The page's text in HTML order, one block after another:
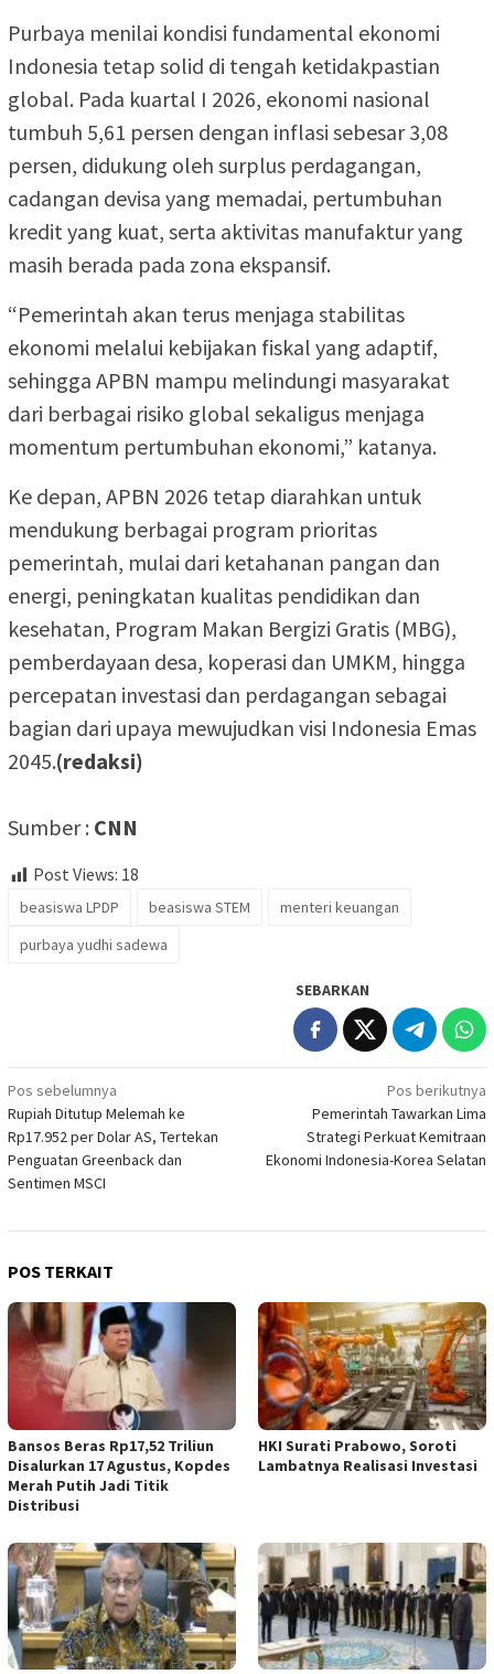
Purbaya menilai kondisi fundamental ekonomi
Indonesia tetap solid di tengah ketidakpastian
global. Pada kuartal I 2026, ekonomi nasional
tumbuh 5,61 persen dengan inflasi sebesar 3,08
persen, didukung oleh surplus perdagangan,
cadangan devisa yang memadai, pertumbuhan
kredit yang kuat, serta aktivitas manufaktur yang
masih berada pada zona ekspansif.
“Pemerintah akan terus menjaga stabilitas
ekonomi melalui kebijakan fiskal yang adaptif,
sehingga APBN mampu melindungi masyarakat
dari berbagai risiko global sekaligus menjaga
momentum pertumbuhan ekonomi,” katanya.
Ke depan, APBN 2026 tetap diarahkan untuk
mendukung berbagai program prioritas
pemerintah, mulai dari ketahanan pangan dan
energi, peningkatan kualitas pendidikan dan
kesehatan, Program Makan Bergizi Gratis (MBG),
pemberdayaan desa, koperasi dan UMKM, hingga
percepatan investasi dan perdagangan sebagai
bagian dari upaya mewujudkan visi Indonesia Emas
2045.(redaksi)
Sumber : CNN
Post Views: 18
beasiswa LPDP beasiswa STEM
menteri keuangan
purbaya yudhi sadewa
SEBARKAN
Navigasi
pos
Pos sebelumnya
Rupiah Ditutup Melemah ke
Rp17.952 per Dolar AS, Tertekan
Penguatan Greenback dan
Sentimen MSCI
Pos berikutnya
Pemerintah Tawarkan Lima
Strategi Perkuat Kemitraan
Ekonomi Indonesia-Korea Selatan
POS TERKAIT
Bansos Beras Rp17,52 Triliun
Disalurkan 17 Agustus, Kopdes
Merah Putih Jadi Titik
Distribusi
HKI Surati Prabowo, Soroti
Lambatnya Realisasi Investasi